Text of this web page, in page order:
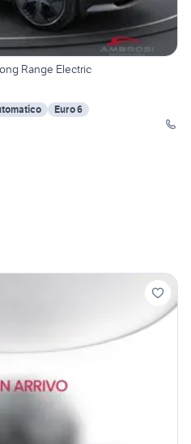
Range Electric
Euro 6